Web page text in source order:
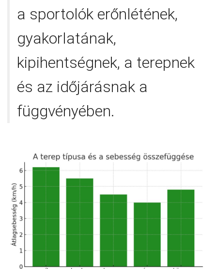
a sportolók erőnlétének,
gyakorlatának,
kipihentségnek, a terepnek
és az időjárásnak a
függvényében.